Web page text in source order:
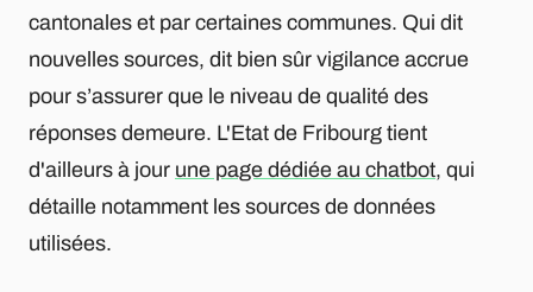
cantonales et par certaines communes. Qui dit
nouvelles sources, dit bien sûr vigilance accrue
pour s’assurer que le niveau de qualité des
réponses demeure. L'Etat de Fribourg tient
d'ailleurs à jour une page dédiée au chatbot, qui
détaille notamment les sources de données
utilisées.